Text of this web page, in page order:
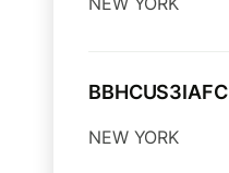
BBHCUS3IAFC
NEW YORK